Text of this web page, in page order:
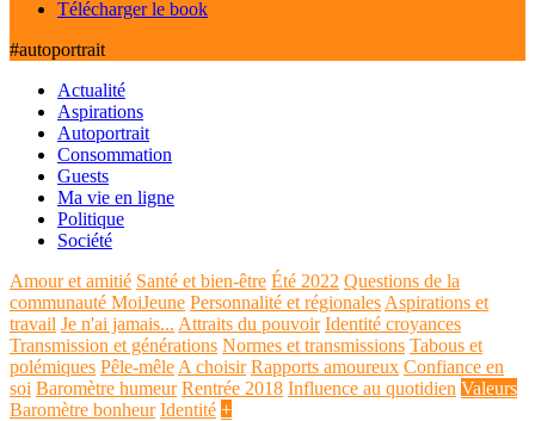
Télécharger le book
#autoportrait
Actualité
Aspirations
Autoportrait
Consommation
Guests
Ma vie en ligne
Politique
Société
Amour et amitié Santé et bien-être Été 2022 Questions de la
communauté MoiJeune Personnalité et régionales Aspirations et
travail Je n'ai jamais... Attraits du pouvoir Identité croyances
Transmission et générations Normes et transmissions Tabous et
polémiques Pêle-mêle A choisir Rapports amoureux Confiance en
soi Baromètre humeur Rentrée 2018 Influence au quotidien Valeurs
Baromètre bonheur Identité +